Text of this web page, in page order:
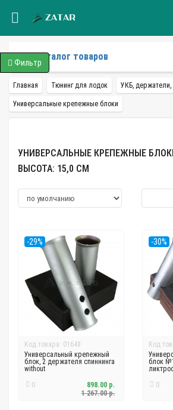
Каталог товаров
Главная Тюнинг для лодок УКБ,
Универсальные крепежные блоки
УНИВЕРСАЛЬНЫЕ КРЕПЕЖНЫЕ
ВЫСОТА: 15,0 СМ
-29%
Код товара: 01648
Универсальный крепежный
блок, 2 держателя спиннинга
without
0
1 267.00 р.
898.00 р.
-30%
Код
блок
0
Фильтр